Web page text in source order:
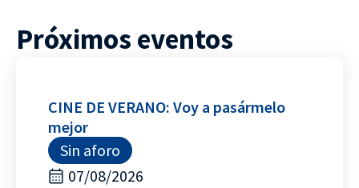
Próximos eventos
CINE DE VERANO: Voy a pasármelo
mejor
Sin aforo
07/08/2026